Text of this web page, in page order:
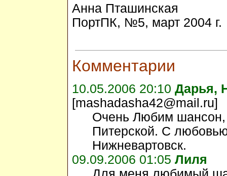
Анна Пташинская
ПортПК, №5, март 2004 г.
Комментарии
10.05.2006 20:10 Дарья,
[mashadasha42@mail.ru]
Очень Любим шансон,
Питерской. С
Нижневартовск.
09.09.2006 01:05 Лиля